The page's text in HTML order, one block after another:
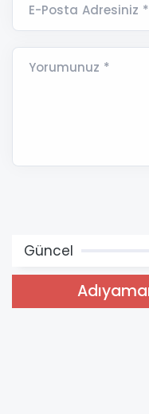
E-Posta Adresiniz *
Yorumunuz *
Güncel